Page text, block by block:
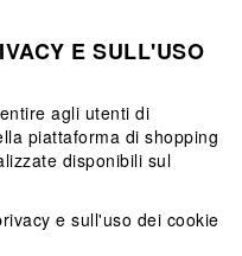
E SULL'USO
agli utenti di
piattaforma di shopping
disponibili sul
e sull'uso dei cookie